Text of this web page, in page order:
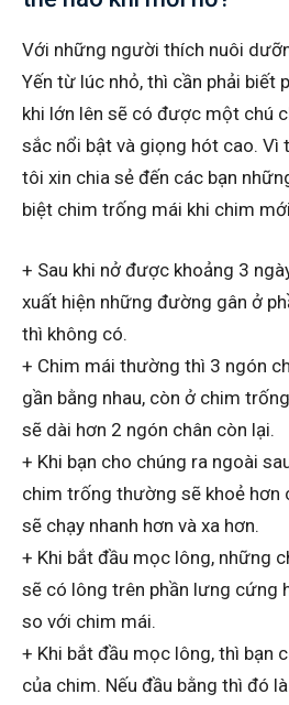
Với những người thích nuôi
Yến từ lúc nhỏ, thì cần phải biết
khi lớn lên sẽ có được một chú
sắc nổi bật và giọng hót cao. Vì
tôi xin chia sẻ đến các bạn
biệt chim trống mái khi chim
+ Sau khi nở được khoảng 3
xuất hiện những đường gân ở
thì không có.
+ Chim mái thường thì 3 ngón
gần bằng nhau, còn ở chim
sẽ dài hơn 2 ngón chân còn lại.
+ Khi bạn cho chúng ra ngoài
chim trống thường sẽ khoẻ hơn
sẽ chạy nhanh hơn và xa hơn.
+ Khi bắt đầu mọc lông, những
sẽ có lông trên phần lưng cứng
so với chim mái.
+ Khi bắt đầu mọc lông, thì bạn
của chim. Nếu đầu bằng thì đó